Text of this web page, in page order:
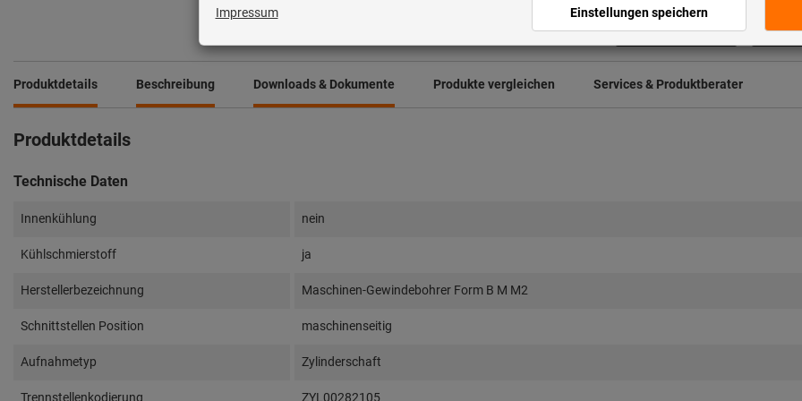
Artikel merken
Produktdetails Beschreibung Downloads & Dokumente Produkte vergleichen Services & Produktberater
Produktdetails
Technische Daten
Innenkühlung nein
Kühlschmierstoff ja
Herstellerbezeichnung Maschinen-Gewindebohrer Form B M M2
Schnittstellen Position maschinenseitig
Aufnahmetyp Zylinderschaft
Trennstellenkodierung ZYL00282105